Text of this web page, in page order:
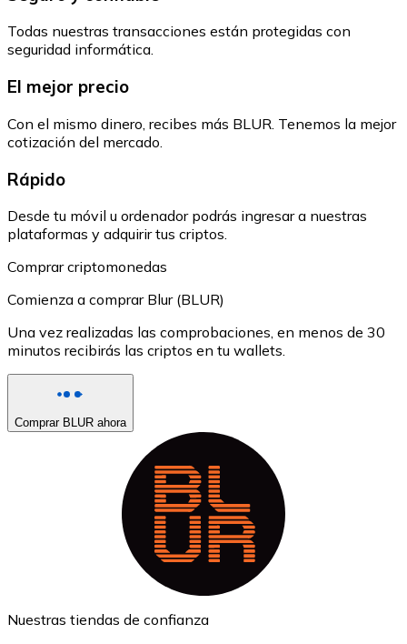
Todas nuestras transacciones están protegidas con
seguridad informática.
El mejor precio
Con el mismo dinero, recibes más BLUR. Tenemos la mejor
cotización del mercado.
Rápido
Desde tu móvil u ordenador podrás ingresar a nuestras
plataformas y adquirir tus criptos.
Comprar criptomonedas
Comienza a comprar Blur (BLUR)
Una vez realizadas las comprobaciones, en menos de 30
minutos recibirás las criptos en tu wallets.
Comprar BLUR ahora
Nuestras tiendas de confianza